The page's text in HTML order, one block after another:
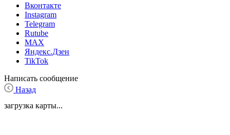
Вконтакте
Instagram
Telegram
Rutube
MAX
Яндекс.Дзен
TikTok
Написать сообщение
Назад
загрузка карты...